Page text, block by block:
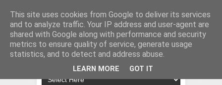
This site uses cookies from Google to deliver its services
and to analyze traffic. Your IP address and user-agent are
shared with Google along with performance and security
metrics to ensure quality of service, generate usage
statistics, and to detect and address abuse.
LEARN MORE GOT IT